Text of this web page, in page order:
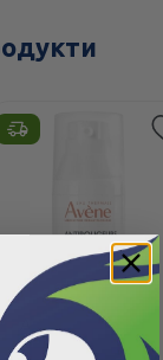
Avene Ar Rosamed
Предпазващ